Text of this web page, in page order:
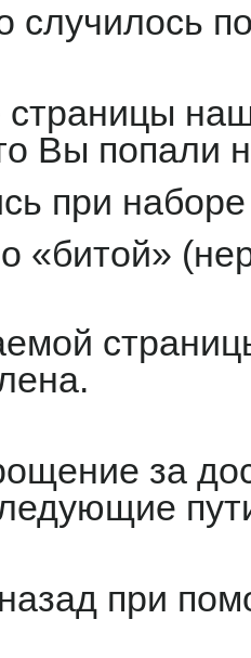
случилось
Вы попали
при наборе
за
при